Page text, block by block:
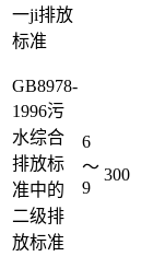
一ji排放
标准
GB8978-
1996污
水综合
排放标
准中的
二级排
放标准
6
～
9
300